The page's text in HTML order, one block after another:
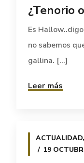
¿Tenorio
Es
no sabemos
gallina. [...]
Leer más
ACTUALIDAD,
19